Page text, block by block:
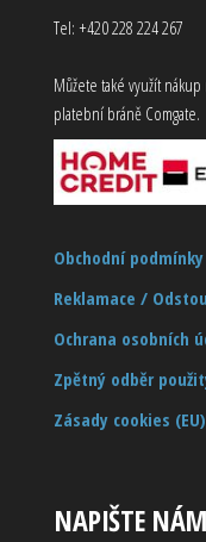
Tel: +420 228 224 267
Můžete také využít
platební bráně Comgate.
Obchodní podmínky
Reklamace /
Ochrana osobních
Zpětný odběr
Zásady cookies (EU)
NAPIŠTE